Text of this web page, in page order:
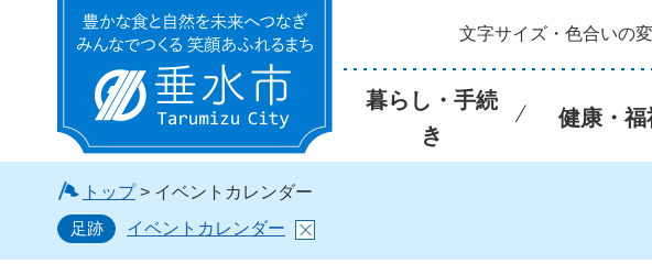
垂水市 文字サイズ・色合いの
暮らし・手続
き
健康・福
トップ> イベントカレンダー
足跡
イベントカレンダー